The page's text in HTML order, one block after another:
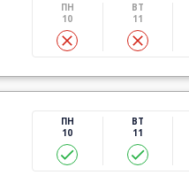
ПН
10
ВТ
11
ПН
10
ВТ
11